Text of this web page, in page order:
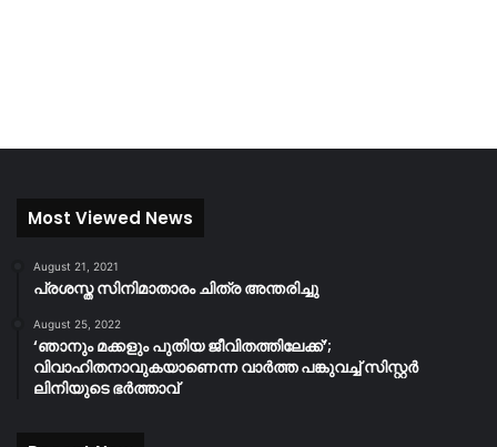
Most Viewed News
August 21, 2021
പ്രശസ്ത സിനിമാതാരം ചിത്ര അന്തരിച്ചു
August 25, 2022
‘ഞാനും മക്കളും പുതിയ ജീവിതത്തിലേക്ക്’;
വിവാഹിതനാവുകയാണെന്ന വാർത്ത പങ്കുവച്ച് സിസ്റ്റർ
ലിനിയുടെ ഭർത്താവ്